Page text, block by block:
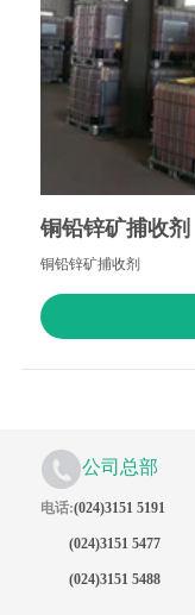
铜铅锌矿捕收剂
铜铅锌矿捕收剂
公司总部
电话:(024)3151 5191
(024)3151 5477
(024)3151 5488